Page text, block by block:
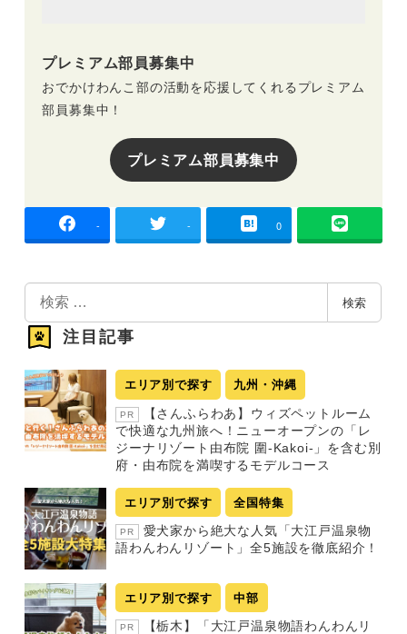
プレミアム部員募集中
おでかけわんこ部の活動を応援してくれるプレミアム
部員募集中！
プレミアム部員募集中
- - 0
索
検索
注目記事
エリア別で探す 九州・沖縄
PR
【さんふらわあ】ウィズペットルーム
で快適な九州旅へ！ニューオープンの「レ
ジーナリゾート由布院 圍-Kakoi-」を含む別
府・由布院を満喫するモデルコース
エリア別で探す 全国特集
PR
愛犬家から絶大な人気「大江戸温泉物
語わんわんリゾート」全5施設を徹底紹介！
エリア別で探す 中部
PR 【栃木】「大江戸温泉物語わんわんリ